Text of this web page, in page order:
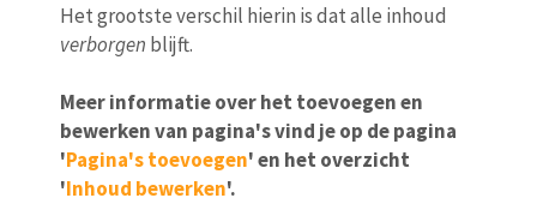
Het grootste verschil hierin is dat alle inhoud
verborgen blijft.
Meer informatie over het toevoegen en
bewerken van pagina's vind je op de pagina
'Pagina's toevoegen' en het overzicht
'Inhoud bewerken'.